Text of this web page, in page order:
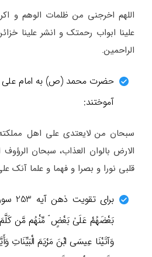
اللهم اخرجنی من ظلمات الوهم و
علینا ابواب رحمتک و انشر علینا
الراحمین.
حضرت محمد (ص) به امام علی
آموختند:
سبحان من لایعتدی علی اهل
الارض بالوان العذاب، سبحان
قلبی نورا و بصرا و فهما و علما آنک
برای
بَعْضَهُمْ عَلَیٰ بَعْضٍ ۘ مِّنْهُم مَّن کَلَّمَ
وَآتَیْنَا عِیسَی ابْنَ مَرْیَمَ الْبَیِّنَاتِ